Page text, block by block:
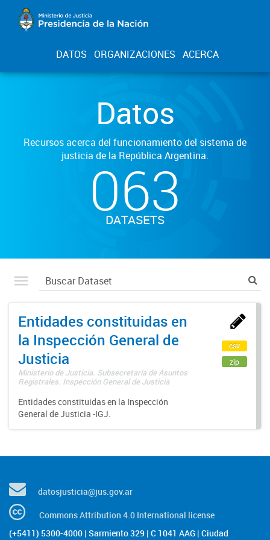
DATOS ORGANIZACIONES ACERCA
Datos
Recursos acerca del funcionamiento del sistema de
justicia de la República Argentina.
063
DATASETS
Entidades constituidas en
la Inspección General de
Justicia
Ministerio de Justicia. Subsecretaría de Asuntos
Registrales. Inspección General de Justicia
Entidades constituidas en la Inspección
General de Justicia -IGJ.
csv
zip
datosjusticia@jus.gov.ar
Commons Attribution 4.0 International license
(+5411) 5300-4000 | Sarmiento 329 | C 1041 AAG | Ciudad